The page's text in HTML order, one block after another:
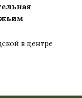
в центре